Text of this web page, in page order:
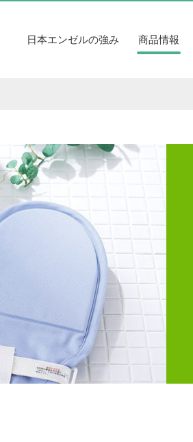
日本エンゼルの強み 商品情報